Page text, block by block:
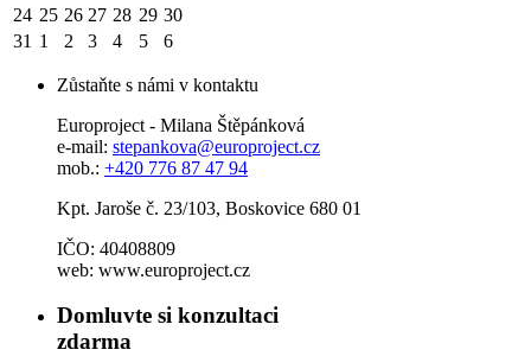
24 25 26 27 28 29 30
31 1 2 3 4 5 6
Zůstaňte s námi v kontaktu
Europroject - Milana Štěpánková
e-mail: stepankova@europroject.cz
mob.: +420 776 87 47 94
Kpt. Jaroše č. 23/103, Boskovice 680 01
IČO: 40408809
web: www.europroject.cz
Domluvte si konzultaci
zdarma